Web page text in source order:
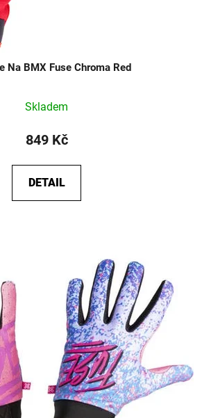
Na BMX Fuse Chroma Red
Skladem
849 Kč
DETAIL